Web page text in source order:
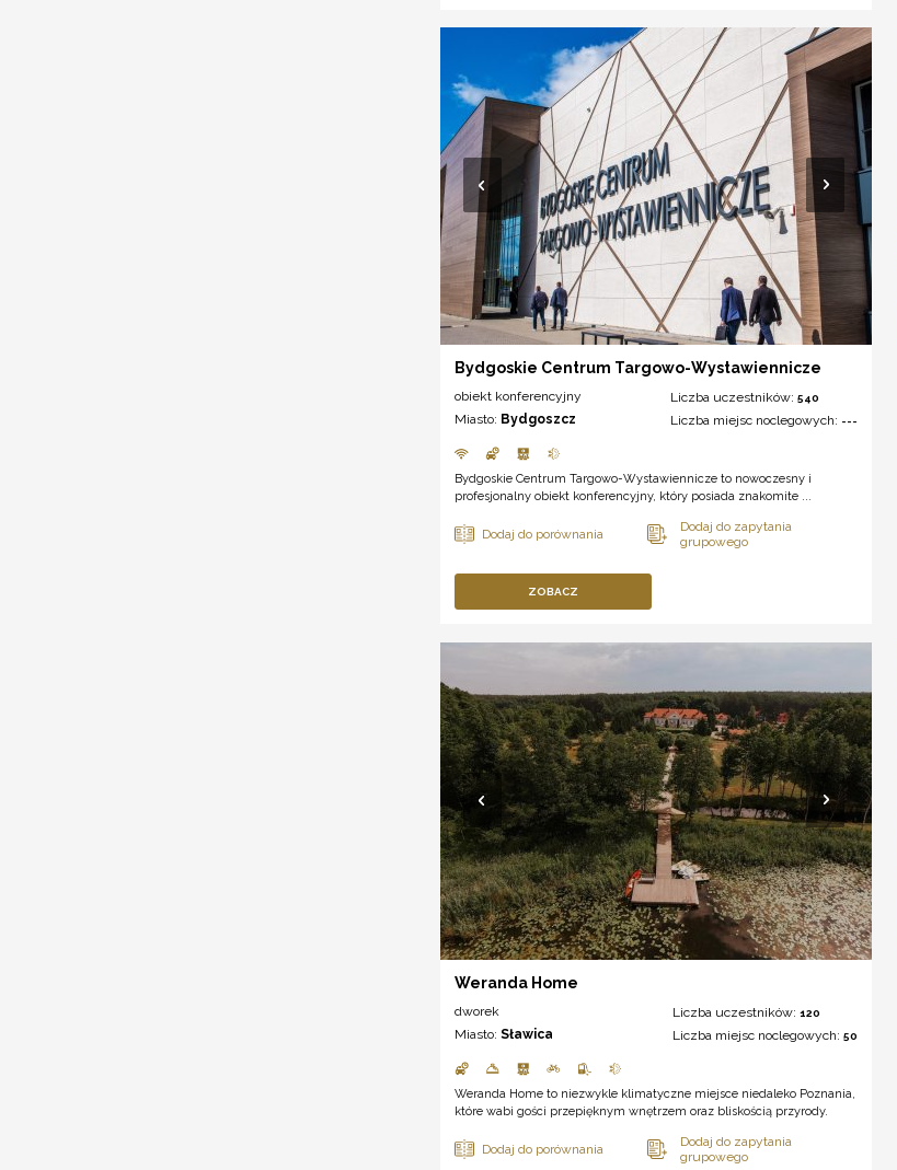
Bydgoskie Centrum Targowo-Wystawiennicze
obiekt konferencyjny
Miasto: Bydgoszcz
Liczba uczestników:540
Liczba miejsc noclegowych: ---
Bydgoskie Centrum Targowo-Wystawiennicze to nowoczesny i
profesjonalny obiekt konferencyjny, który posiada znakomite ...
ZOBACZ
Weranda Home
dworek
Miasto: Sławica
Liczba uczestników:120
Liczba miejsc noclegowych:50
Weranda Home to niezwykle klimatyczne miejsce niedaleko Poznania,
które wabi gości przepięknym wnętrzem oraz bliskością przyrody.